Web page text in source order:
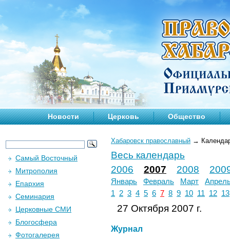
Новости Церковь Общество
Хабаровск православный →
Весь календарь
2006
2007 2008
Январь Февраль Март
1
2 3 4 5 6 7 8 9 10 11 12 13
27 Октября 2007 г.
Журнал
Самый Восточный
Митрополия
Епархия
Семинария
Церковные СМИ
Блогосфера
Фотогалерея